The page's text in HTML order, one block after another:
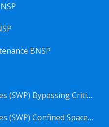
BNSP
Sertifikasi Safe Work Practices (SWP) Bypassing Critical Protection BNSP
Sertifikasi Safe Work Practices (SWP) Confined Space Entry BNSP